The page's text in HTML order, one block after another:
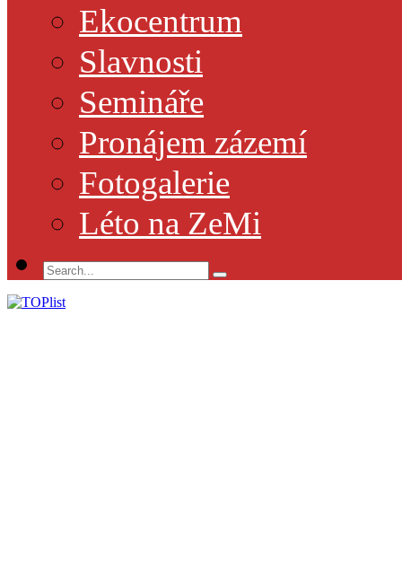
Ekocentrum
Slavnosti
Semináře
Pronájem zázemí
Fotogalerie
Léto na ZeMi